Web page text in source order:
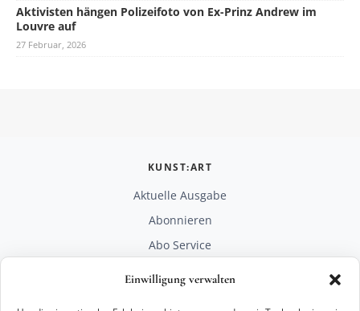
Einwilligung verwalten
Aktivisten hängen Polizeifoto von Ex-Prinz Andrew im
Louvre auf
27 Februar, 2026
KUNST:ART
Aktuelle Ausgabe
Abonnieren
Abo Service